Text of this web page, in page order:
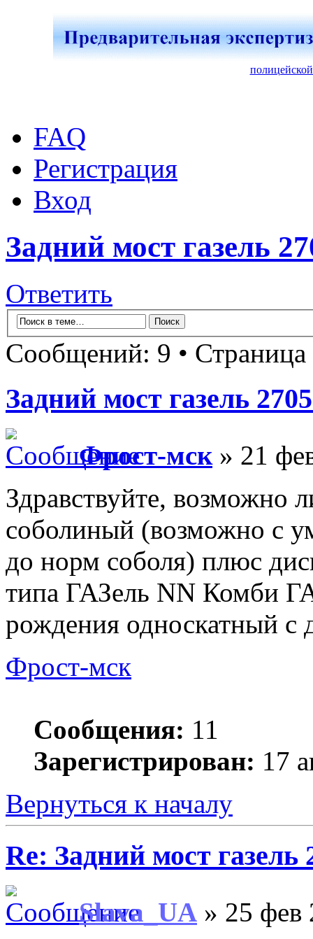
FAQ
Регистрация
Вход
Задний мост газель
Ответить
Сообщений: 9 • Страница
Задний мост газель
Фрост-мск» 21
Здравствуйте, возможно
соболиный (возможно с
до норм соболя) плюс
типа ГАЗель NN Комби
рождения односкатный с
Фрост-мск
Сообщения: 11
Зарегистрирован: 17
Вернуться к началу
Re: Задний мост газель
Slava_UA » 25 фев